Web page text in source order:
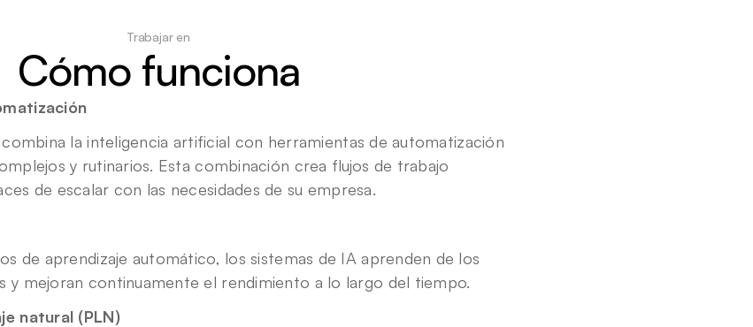
Trabajar en
Cómo funciona
la inteligencia artificial con herramientas de automatización
y rutinarios. Esta combinación crea flujos de trabajo
de escalar con las necesidades de su empresa.
de aprendizaje automático, los sistemas de IA aprenden de los
y mejoran continuamente el rendimiento a lo largo del tiempo.
natural (PLN)